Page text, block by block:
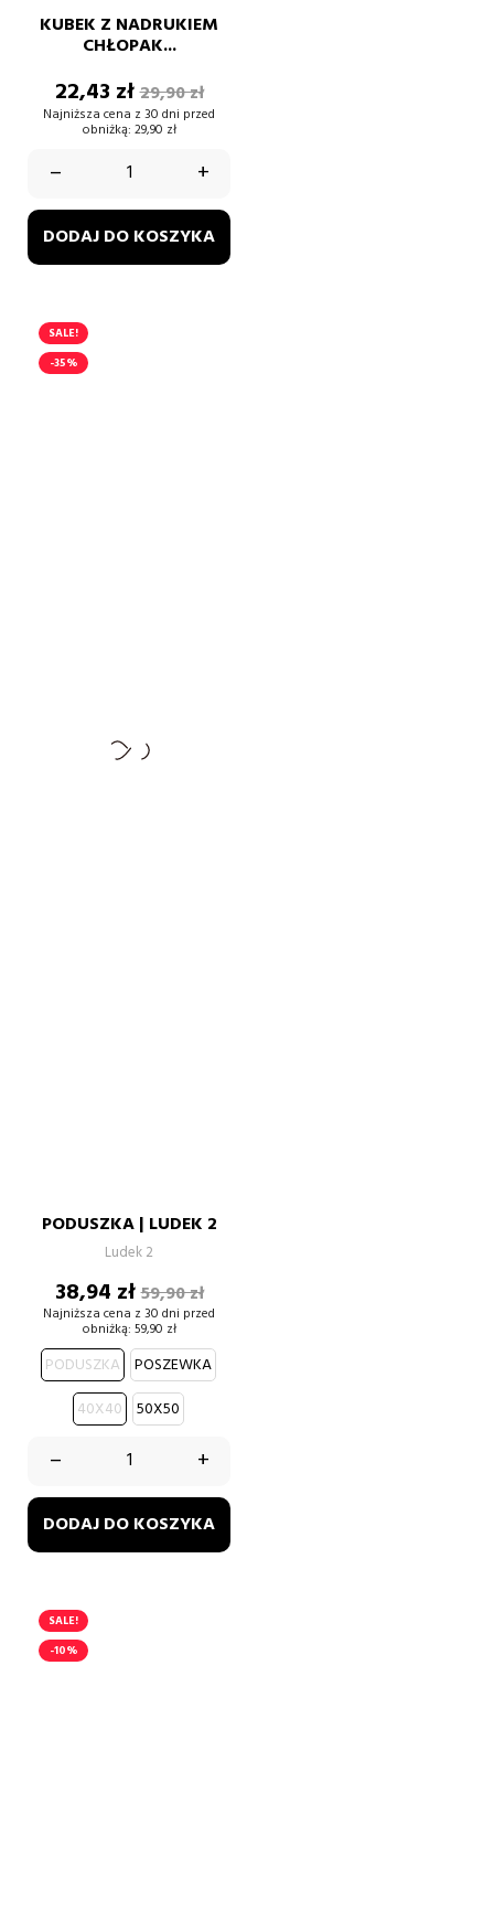
KUBEK Z NADRUKIEM
CHŁOPAK...
Cena
22,43 złCena
podstawowa
29,90 zł
Najniższa cena z 30 dni przed
obniżką: 29,90 zł
– +
DODAJ DO KOSZYKA
SALE!
-35%
PODUSZKA | LUDEK 2
Ludek 2
Cena
38,94 złCena
podstawowa
59,90 zł
Najniższa cena z 30 dni przed
obniżką: 59,90 zł
PODUSZKA
POSZEWKA
40X40
50X50
– +
DODAJ DO KOSZYKA
SALE!
-10%